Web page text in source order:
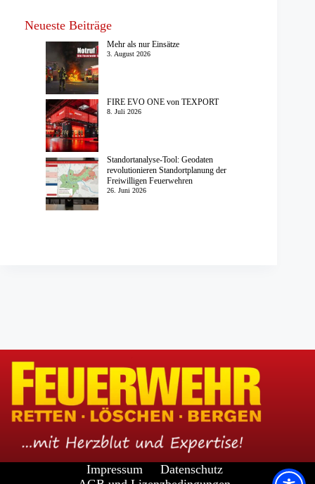
Neueste Beiträge
Mehr als nur Einsätze
3. August 2026
FIRE EVO ONE von TEXPORT
8. Juli 2026
Standortanalyse-Tool: Geodaten
revolutionieren Standortplanung der
Freiwilligen Feuerwehren
26. Juni 2026
Impressum
Datenschutz